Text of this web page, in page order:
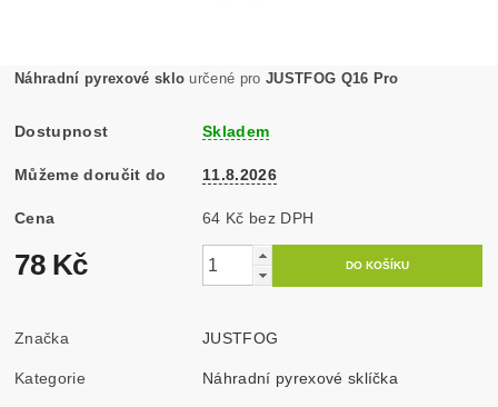
Náhradní pyrexové sklo určené pro JUSTFOG Q16 Pro
Dostupnost Skladem
Můžeme doručit do 11.8.2026
Cena 64 Kč bez DPH
78 Kč
Značka JUSTFOG
Kategorie Náhradní pyrexové sklíčka